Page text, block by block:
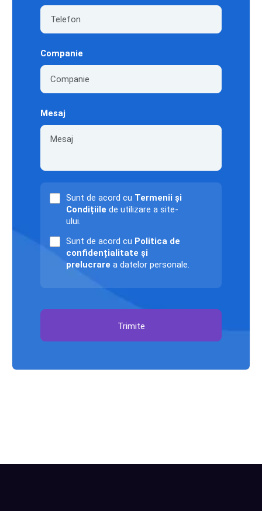
Companie
Mesaj
Sunt de acord cu Termenii și
Condițiile de utilizare a site-
ului.
Sunt de acord cu Politica de
confidențialitate și
prelucrare a datelor personale.
Trimite